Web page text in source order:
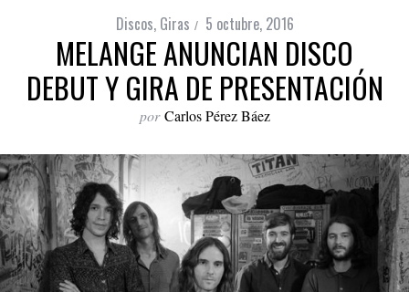
Discos, Giras 5 octubre, 2016
MELANGE ANUNCIAN DISCO
DEBUT Y GIRA DE PRESENTACIÓN
por Carlos Pérez Báez